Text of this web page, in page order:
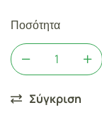
Ποσότητα
Σύγκριση